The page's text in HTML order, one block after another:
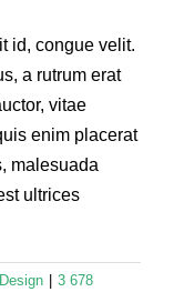
id, congue velit.
a rutrum erat
vitae
enim placerat
malesuada
ultrices
| 3 678